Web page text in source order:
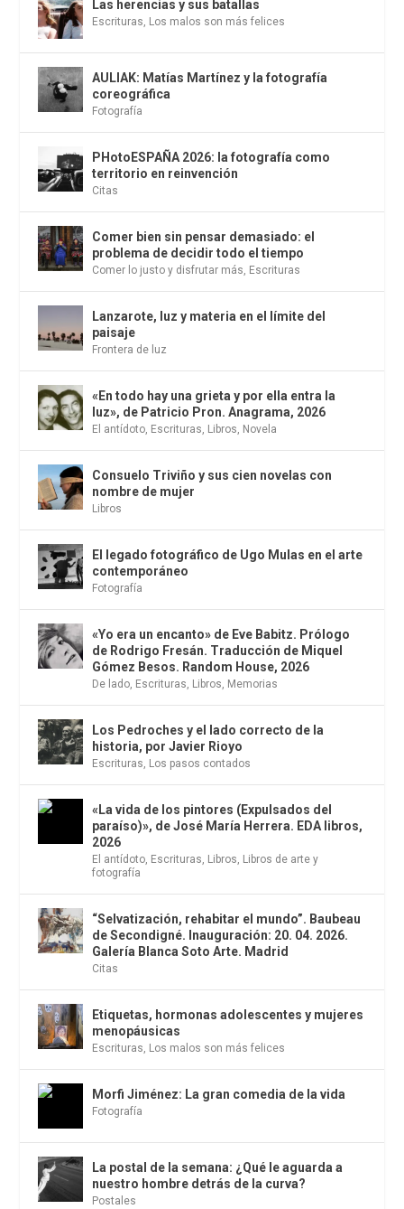
Las herencias y sus batallas
Escrituras, Los malos son más felices
AULIAK: Matías Martínez y la fotografía
coreográfica
Fotografía
PHotoESPAÑA 2026: la fotografía como
territorio en reinvención
Citas
Comer bien sin pensar demasiado: el
problema de decidir todo el tiempo
Comer lo justo y disfrutar más, Escrituras
Lanzarote, luz y materia en el límite del
paisaje
Frontera de luz
«En todo hay una grieta y por ella entra la
luz», de Patricio Pron. Anagrama, 2026
El antídoto, Escrituras, Libros, Novela
Consuelo Triviño y sus cien novelas con
nombre de mujer
Libros
El legado fotográfico de Ugo Mulas en el arte
contemporáneo
Fotografía
«Yo era un encanto» de Eve Babitz. Prólogo
de Rodrigo Fresán. Traducción de Miquel
Gómez Besos. Random House, 2026
De lado, Escrituras, Libros, Memorias
Los Pedroches y el lado correcto de la
historia, por Javier Rioyo
Escrituras, Los pasos contados
«La vida de los pintores (Expulsados del
paraíso)», de José María Herrera. EDA libros,
2026
El antídoto, Escrituras, Libros, Libros de arte y
fotografía
“Selvatización, rehabitar el mundo”. Baubeau
de Secondigné. Inauguración: 20. 04. 2026.
Galería Blanca Soto Arte. Madrid
Citas
Etiquetas, hormonas adolescentes y mujeres
menopáusicas
Escrituras, Los malos son más felices
Morfi Jiménez: La gran comedia de la vida
Fotografía
La postal de la semana: ¿Qué le aguarda a
nuestro hombre detrás de la curva?
Postales